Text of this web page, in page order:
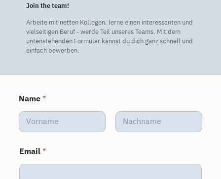
Join the team!
Arbeite mit netten Kollegen, lerne einen interessanten und
vielseitigen Beruf - werde Teil unseres Teams. Mit dem
untenstehenden Formular kannst du dich ganz schnell und
einfach bewerben.
Name*
Vorname Nachname
Email*